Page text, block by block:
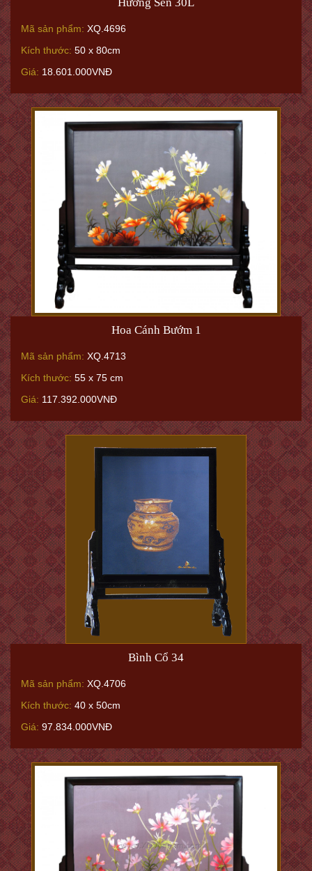
Mã sản phẩm: XQ.4696
Kích thước: 50 x 80cm
Giá: 18.601.000VNĐ
Hoa Cánh Bướm 1
Mã sản phẩm: XQ.4713
Kích thước: 55 x 75 cm
Giá: 117.392.000VNĐ
Bình Cổ 34
Mã sản phẩm: XQ.4706
Kích thước: 40 x 50cm
Giá: 97.834.000VNĐ